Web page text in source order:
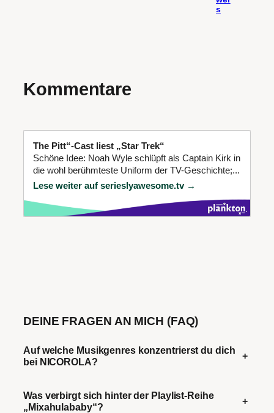
s
Kommentare
The Pitt“-Cast liest „Star Trek“
Schöne Idee: Noah Wyle schlüpft als Captain Kirk in
die wohl berühmteste Uniform der TV-Geschichte;...
Lese weiter auf serieslyawesome.tv →
DEINE FRAGEN AN MICH (FAQ)
Auf welche Musikgenres konzentrierst du dich
bei NICOROLA?
+
Was verbirgt sich hinter der Playlist-Reihe
„Mixahulababy“?
+